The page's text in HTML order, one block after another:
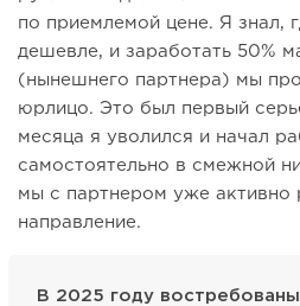
по приемлемой цене. Я знал,
дешевле, и заработать 50%
(нынешнего партнера) мы
юрлицо. Это был первый
месяца я уволился и начал
самостоятельно в смежной
мы с партнером уже активно
направление.
В 2025 году